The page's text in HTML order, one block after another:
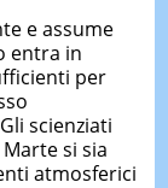
e assume
entra in
per
scienziati
si sia
atmosferici